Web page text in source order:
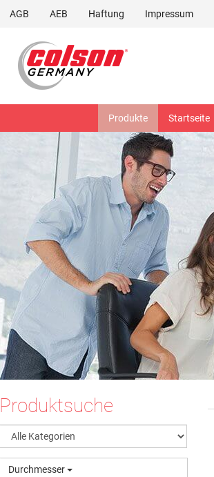
AGB AEB Haftung Impressum
Startseite
Produkte
Produktsuche
Durchmesser